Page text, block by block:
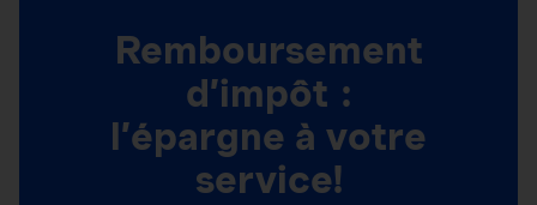
Remboursement
d’impôt :
l’épargne à votre
service!